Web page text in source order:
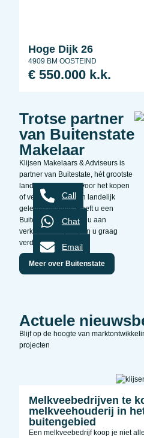
Hoge Dijk 26
4909 BM OOSTEIND
€ 550.000 k.k.
Trotse partner
van Buitenstate
Makelaar
Klijsen Makelaars & Adviseurs is
partner van Buitestate, hét grootste
landelijke platform voor het kopen
of verkopen van een landelijk
gelegen woning. Heeft u een
Buitenstate en denkt u aan
verkopen? Wij helpen u graag
verder.
Meer over Buitenstate
Actuele
Blijf op de hoogte van
projecten
Melkveebedrijven te
melkveehouderij in
buitengebied
Een melkveebedrijf koop je niet
Call
Chat
Email